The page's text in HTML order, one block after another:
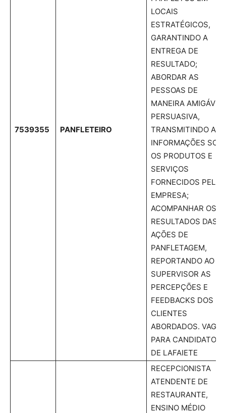
7539355 PANFLETEIRO
LOCAIS
ESTRATÉGICOS,
GARANTINDO A
ENTREGA DE
RESULTADO;
ABORDAR AS
PESSOAS DE
MANEIRA AMIGÁVEL
PERSUASIVA,
TRANSMITINDO AS
INFORMAÇÕES
OS PRODUTOS E
SERVIÇOS
FORNECIDOS PELA
EMPRESA;
ACOMPANHAR OS
RESULTADOS DAS
AÇÕES DE
PANFLETAGEM,
REPORTANDO AO
SUPERVISOR AS
PERCEPÇÕES E
FEEDBACKS DOS
CLIENTES
ABORDADOS. VAGAS
PARA CANDIDATOS
DE LAFAIETE
RECEPCIONISTA
ATENDENTE DE
RESTAURANTE,
ENSINO MÉDIO